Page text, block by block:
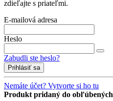
zdieľajte s priateľmi.
E-mailová adresa
Heslo
Zabudli ste heslo?
Prihlásiť sa
Nemáte účet? Vytvorte si ho tu
Produkt pridaný do obľúbených